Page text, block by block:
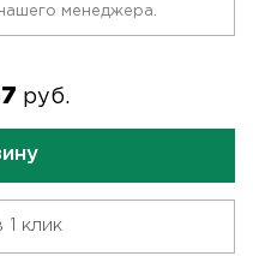
менеджера.
руб.
1 клик